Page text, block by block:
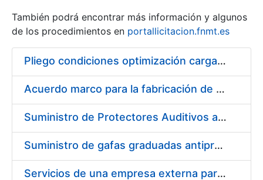
Show/Hide
También podrá encontrar más información y algunos
de los procedimientos en portallicitacion.fnmt.es
Pliego condiciones optimización cargas compras firmado
Acuerdo marco para la fabricación de piezas
Suministro de Protectores Auditivos a medida para las personas trabajadoras de los Centros de Trabajo de Madrid y Burgos
Suministro de gafas graduadas antiproyecciones para los trabajadores de la FNMT-RCM en los centros de trabajo de Madrid y Burgos
Servicios de una empresa externa para el asesoramiento y resolución de los recursos de alzada que se presentan relacionados con procesos de selección para la FNMT-RCM